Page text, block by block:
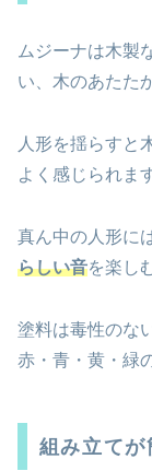
ムジーナは木製
い、木のあたた
人形を揺らすと
よく感じられま
真ん中の人形に
らしい音を楽し
塗料は毒性のな
赤・青・黄・緑
組み立てが